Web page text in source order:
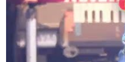
RADIO
サンデーradio 調子 do～yo！！
RADIO